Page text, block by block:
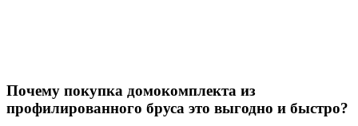
Почему покупка домокомплекта из
профилированного бруса это выгодно и быстро?